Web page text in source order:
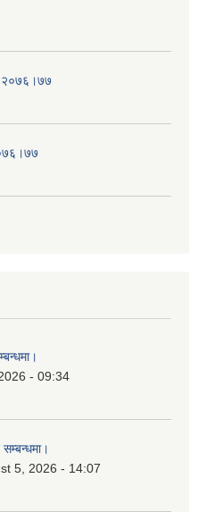
२०७६।७७
- 09:34
5, 2026 - 14:07